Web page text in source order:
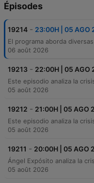
Épisodes
19214 - 23:00H | 05 AGO
06 août 2026
19213 - 22:00H | 05 AGO
05 août 2026
19212 - 21:00H | 05 AGO
05 août 2026
19211 - 20:00H | 05 AGO
05 août 2026